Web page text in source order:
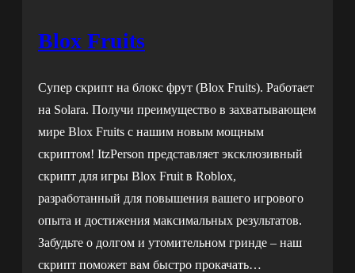
Blox Fruits
Супер скрипт на блокс фрут (Blox Fruits). Работает
на Solara. Получи преимущество в захватывающем
мире Blox Fruits с нашим новым мощным
скриптом! ItzPerson представляет эксклюзивный
скрипт для игры Blox Fruit в Roblox,
разработанный для повышения вашего игрового
опыта и достижения максимальных результатов.
Забудьте о долгом и утомительном гринде – наш
скрипт поможет вам быстро прокачать…